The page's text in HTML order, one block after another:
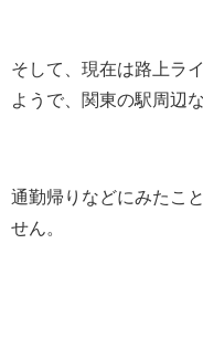
そして、現在は路上ラ
ようで、関東の駅周辺
通勤帰りなどにみたこ
せん。